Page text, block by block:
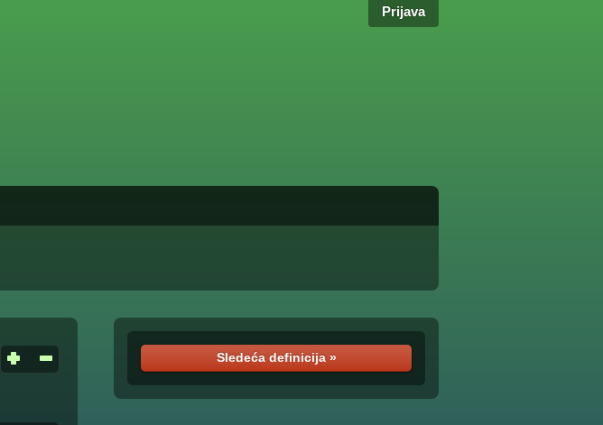
Prijava
Sledeća definicija »